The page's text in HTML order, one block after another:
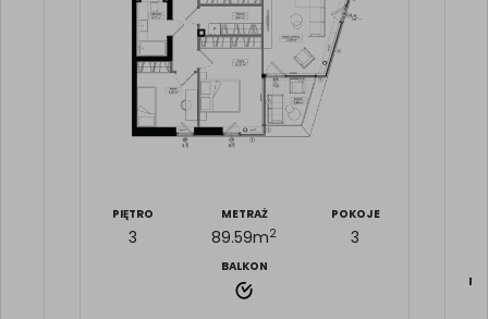
PIĘTRO
3
METRAŻ
89.59m2
POKOJE
3
BALKON